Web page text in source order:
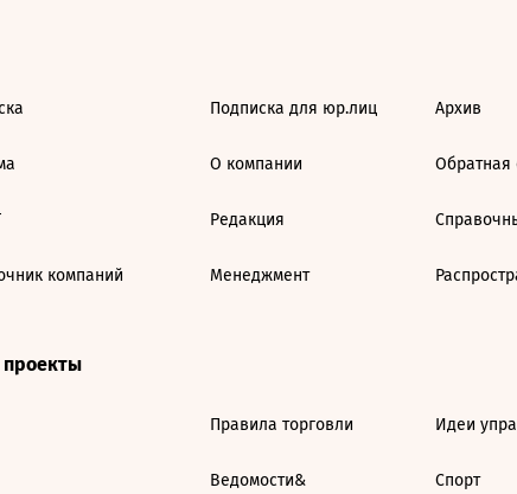
компаний
Подписка для юр.лиц
О компании
Редакция
Менеджмент
Архив
Обратная
Правила торговли
Ведомости&
Идеи
Спорт